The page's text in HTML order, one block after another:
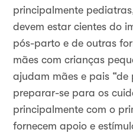
principalmente
devem estar cientes do
pós-parto e de outras
mães com crianças
ajudam mães e pais “de
preparar-se para os
principalmente com o
fornecem apoio e